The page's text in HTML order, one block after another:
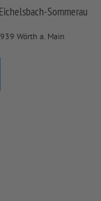
Sommerau
Wörth a. Main